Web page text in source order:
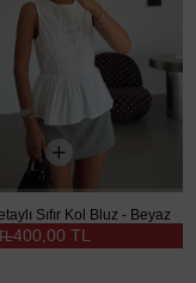
Sıfır Kol Bluz - Beyaz
400,00 TL